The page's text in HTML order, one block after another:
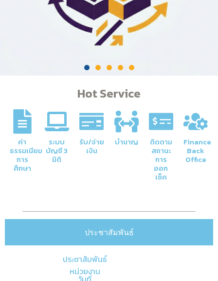
Hot Service
ค่า
ธรรมเนียม
การ
ศึกษา
ระบบ
บัญชี 3
มิติ
รับ/จ่าย
เงิน
บำนาญ ติดตาม
สถานะ
การ
ออก
เช็ค
Finance
Back
Office
ประชาสัมพันธ์
ประชาสัมพันธ์
หน่วยงาน